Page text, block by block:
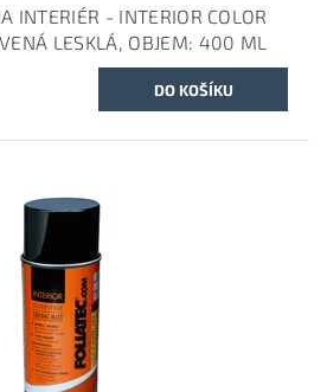
INTERIÉR - INTERIOR COLOR
LESKLÁ, OBJEM: 400 ML